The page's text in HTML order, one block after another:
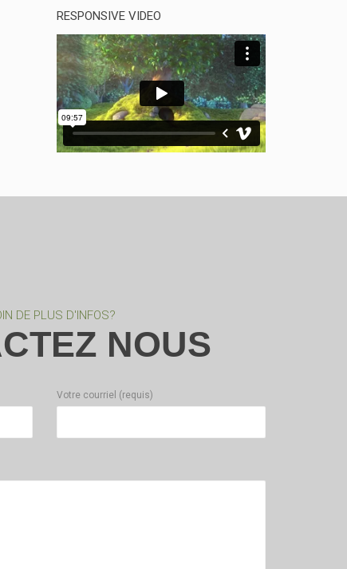
RESPONSIVE VIDEO
DE PLUS D'INFOS?
NOUS
Votre courriel (requis)